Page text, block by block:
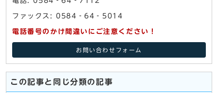
ファックス: 0584‐64‐5014
電話番号のかけ間違いにご注意ください！
お問い合わせフォーム
この記事と同じ分類の記事